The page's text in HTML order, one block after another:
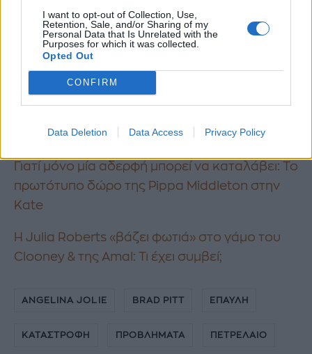
I want to opt-out of Collection, Use,
Retention, Sale, and/or Sharing of my
Personal Data that Is Unrelated with the
Purposes for which it was collected.
Opted Out
CONFIRM
Data Deletion Data Access Privacy Policy
Διαβάστε ακόμη:
της η Κωνσταντίνα Σπυροπούλου
Γιατί μόνο μία αδερφή μπορεί να καταλάβει: Το
πρωτότυπο δώρο της Pippa Middleton στην
Kate
H Julia Roberts «βάζει φωτιά» στο γάμο του
Clooney & της Amal: Τι έχει συμβεί;
ANGELINA JOLIE BRAD PITT ΕΠΑΥΛΗ
ΚΑΤΑΣΤΡΟΦΗ ΠΡΟΒΛΗΜΑΤΑ ΠΕΤΡΕΛΑΙΟ